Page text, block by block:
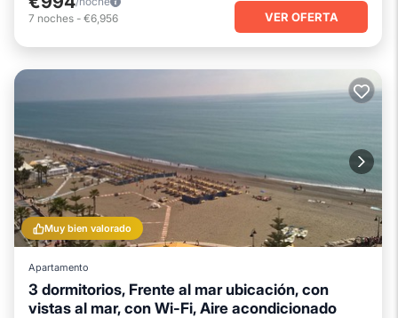
7 noches - €6,956 VER OFERTA
Muy bien valorado
Apartamento
3 dormitorios, Frente al mar ubicación, con
vistas al mar, con Wi-Fi, Aire acondicionado